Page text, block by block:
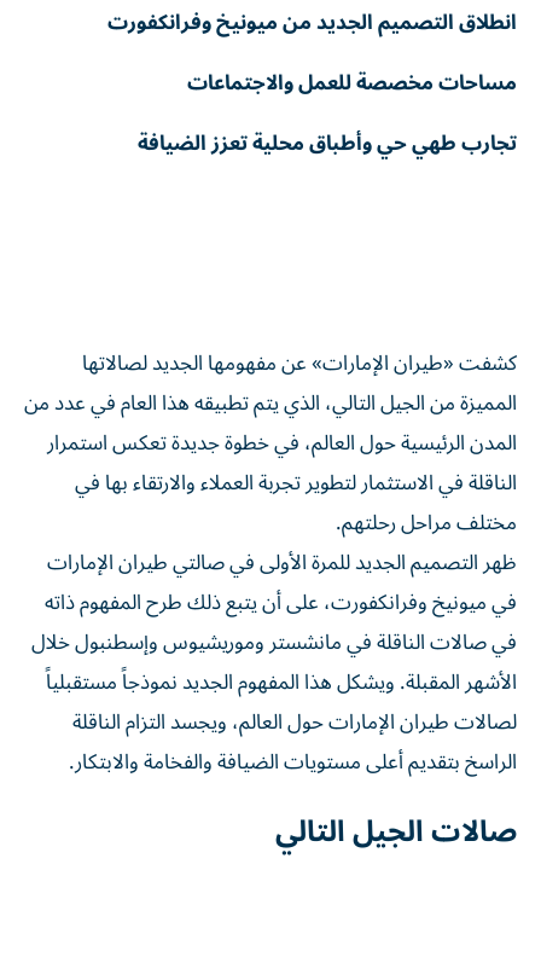
انطلاق التصميم الجديد من ميونيخ وفرانكفورت
͏مساحات مخصصة للعمل والاجتماعات
‌تجارب طهي حي وأطباق محلية تعزز الضيافة
كشفت «طيران الإمارات» عن مفهومها الجديد لصالاتها
المميزة من الجيل التالي، الذي يتم تطبيقه هذا العام في عدد من
المدن الرئيسية حول العالم، في خطوة جديدة تعكس استمرار
الناقلة في الاستثمار لتطوير تجربة العملاء والارتقاء بها في
مختلف مراحل رحلتهم.
ظهر التصميم الجديد للمرة الأولى في صالتي طيران الإمارات
في ميونيخ وفرانكفورت، على أن يتبع ذلك طرح المفهوم ذاته
في صالات الناقلة في مانشستر وموريشيوس وإسطنبول خلال
الأشهر المقبلة. ويشكل هذا المفهوم الجديد نموذجاً مستقبلياً
لصالات طيران الإمارات حول العالم، ويجسد التزام الناقلة
الراسخ بتقديم أعلى مستويات الضيافة والفخامة والابتكار.
صالات الجيل التالي